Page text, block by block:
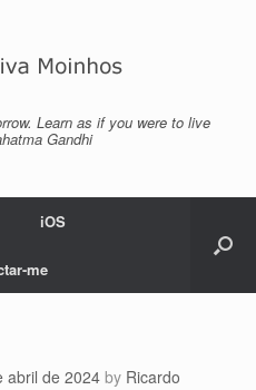
Learn as if you were to live
Gandhi
iOS
me
abril de 2024 by Ricardo